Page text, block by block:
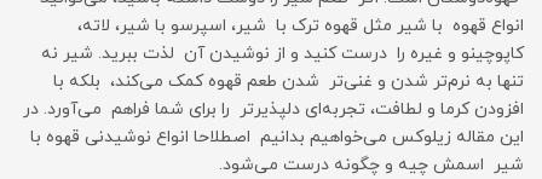
انواع قهوه با شیر مثل قهوه ترک با شیر، اسپرسو با شیر، لاته،
کاپوچینو و غیره را درست کنید و از نوشیدن آن لذت ببرید. شیر نه
تنها به نرم‌تر شدن و غنی‌تر شدن طعم قهوه کمک می‌کند، بلکه با
افزودن کرما و لطافت، تجربه‌ای دلپذیرتر را برای شما فراهم می‌آورد. در
این مقاله زیلوکس می‌خواهیم بدانیم اصطلاحا انواع نوشیدنی قهوه با
شیر اسمش چیه و چگونه درست می‌شود.